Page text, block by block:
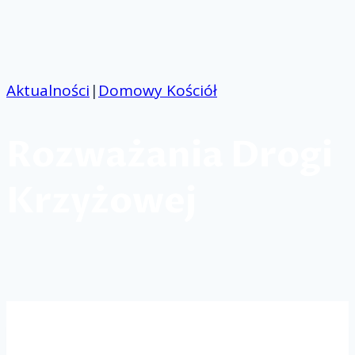
Aktualności | Domowy Kościół